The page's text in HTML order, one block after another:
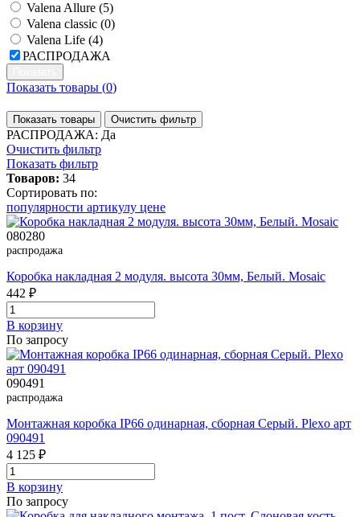
Valena Allure (5)
Valena classic (0)
Valena Life (4)
РАСПРОДАЖА
Показать товары (0)
Показать товары Очистить фильтр
РАСПРОДАЖА: Да
Очистить фильтр
Показать фильтр
Товаров: 34
Сортировать по:
популярности артикулу цене
080280
распродажа
Коробка накладная 2 модуля. высота 30мм, Белый. Mosaic
442 ₽
В корзинy
По запросу
090491
распродажа
Монтажная коробка IP66 одинарная, сборная Серый. Plexo арт
090491
4 125 ₽
В корзинy
По запросу